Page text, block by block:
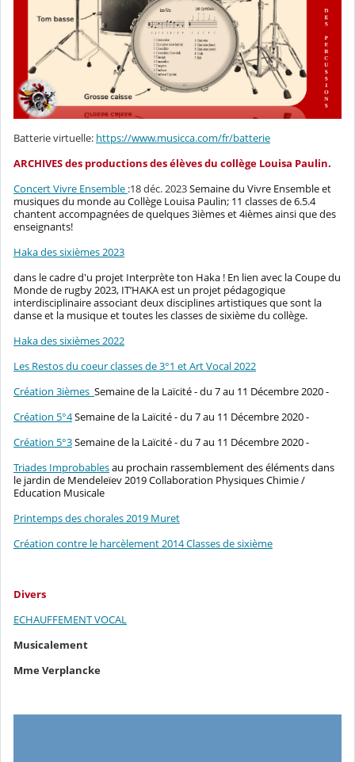
Batterie virtuelle: https://www.musicca.com/fr/batterie
ARCHIVES des productions des élèves du collège Louisa Paulin.
Concert Vivre Ensemble :18 déc. 2023Semaine du Vivre Ensemble et
musiques du monde au Collège Louisa Paulin; 11 classes de 6.5.4
chantent accompagnées de quelques 3ièmes et 4ièmes ainsi que des
enseignants!
Haka des sixièmes 2023
dans le cadre d'u projet Interprète ton Haka ! En lien avec la Coupe du
Monde de rugby 2023, IT’HAKA est un projet pédagogique
interdisciplinaire associant deux disciplines artistiques que sont la
danse et la musique et toutes les classes de sixième du collège.
Haka des sixièmes 2022
Les Restos du coeur classes de 3°1 et Art Vocal 2022
Création 3ièmes Semaine de la Laïcité - du 7 au 11 Décembre 2020 -
Création 5°4Semaine de la Laïcité - du 7 au 11 Décembre 2020 -
Création 5°3Semaine de la Laïcité - du 7 au 11 Décembre 2020 -
Triades Improbablesau prochain rassemblement des éléments dans
le jardin de Mendeleïev 2019 Collaboration Physiques Chimie /
Education Musicale
Printemps des chorales 2019 Muret
Création contre le harcèlement 2014 Classes de sixième
Divers
ECHAUFFEMENT VOCAL
Musicalement
Mme Verplancke